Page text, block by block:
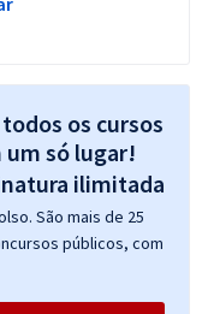
os cursos
um só lugar!
São mais de 25
públicos, com